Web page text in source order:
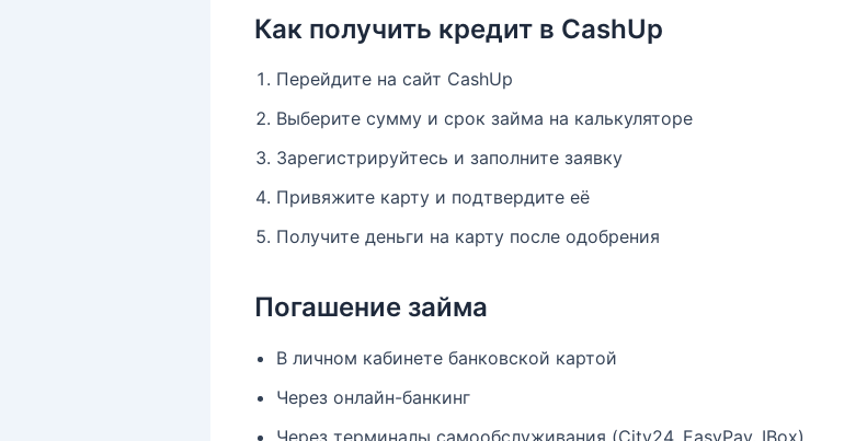
Как получить кредит в CashUp
Перейдите на сайт CashUp
Выберите сумму и срок займа на калькуляторе
Зарегистрируйтесь и заполните заявку
Привяжите карту и подтвердите её
Получите деньги на карту после одобрения
Погашение займа
В личном кабинете банковской картой
Через онлайн-банкинг
Через терминалы самообслуживания (City24, EasyPay, IBox)